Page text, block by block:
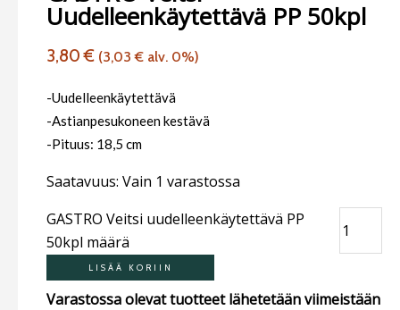
Uudelleenkäytettävä PP 50kpl
3,80€ (3,03€ alv. 0%)
-Uudelleenkäytettävä
-Astianpesukoneen kestävä
-Pituus: 18,5 cm
Saatavuus: Vain 1 varastossa
GASTRO Veitsi uudelleenkäytettävä PP
50kpl määrä
LISÄÄ KORIIN
Varastossa olevat tuotteet lähetetään viimeistään